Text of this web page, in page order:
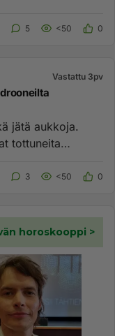
5 <50 0
Vastattu 3pv
jätä aukkoja.
tottuneita
3 <50 0